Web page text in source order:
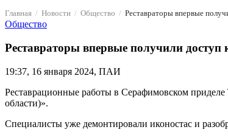
Главная Новости Общество Реставраторы впервые
Общество
Реставраторы впервые получили
19:37, 16 января 2024, ПАИ
Реставрационные работы в Серафимовском
области)».
Специалисты уже демонтировали иконостас и